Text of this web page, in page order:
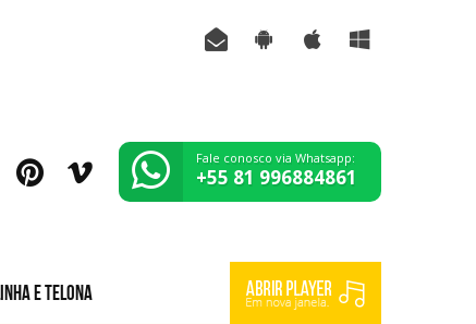
Fale conosco via Whatsapp:
+55 81 996884861
e Telona